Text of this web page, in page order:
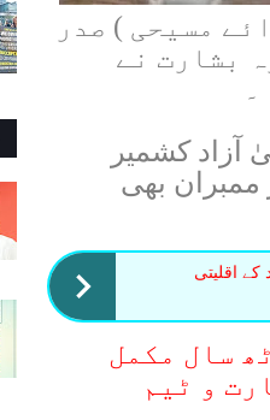
مسیحی ) صدر
بشارت نے
کشمیر
ممبران بھی
کے اقلیتی
سال مکمل
و ٹیم